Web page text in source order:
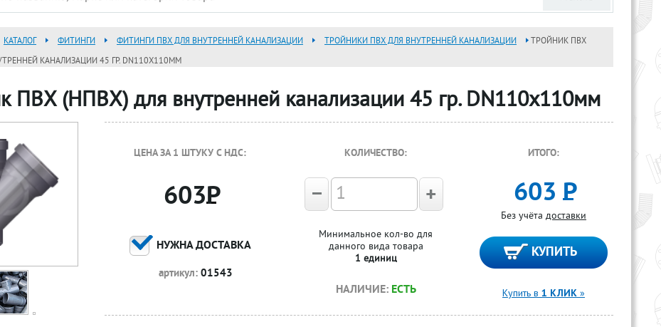
КАТАЛОГ ФИТИНГИ ФИТИНГИ ПВХ ДЛЯ ВНУТРЕННЕЙ КАНАЛИЗАЦИИ ТРОЙНИКИ ПВХ ДЛЯ ВНУТРЕННЕЙ КАНАЛИЗАЦИИ
ТРОЙНИК ПВХ
КАНАЛИЗАЦИИ 45 ГР. DN110X110ММ
ПВХ (НПВХ) для внутренней канализации 45 гр. DN110x110мм
ЦЕНА ЗА 1 ШТУКУ С НДС:
603Р
НУЖНА ДОСТАВКА
артикул: 01543
КОЛИЧЕСТВО:
Минимальное кол-во для
данного вида товара
1 единиц
НАЛИЧИЕ: ЕСТЬ
ИТОГО:
603Р
Без учёта доставки
Купить в 1 КЛИК »